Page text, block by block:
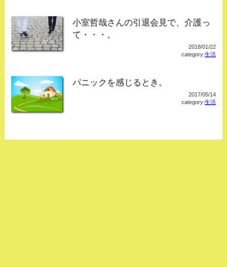
小室哲哉さんの引退会見で、介護っ
て・・・。
2018/01/22
category:生活
パニックを感じるとき。
2017/05/14
category:生活